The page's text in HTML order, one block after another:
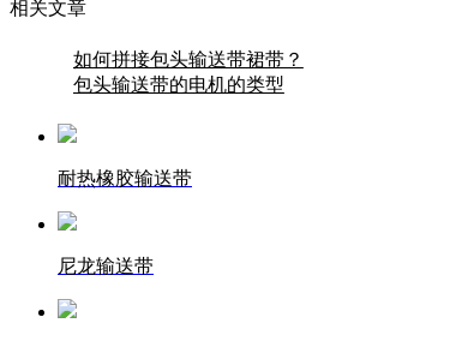
相关文章
如何拼接包头输送带裙带？
包头输送带的电机的类型
耐热橡胶输送带
尼龙输送带